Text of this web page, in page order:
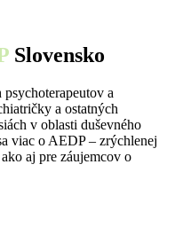
Slovensko
a
a ostatných
v oblasti duševného
viac o AEDP – zrýchlenej
aj pre záujemcov o